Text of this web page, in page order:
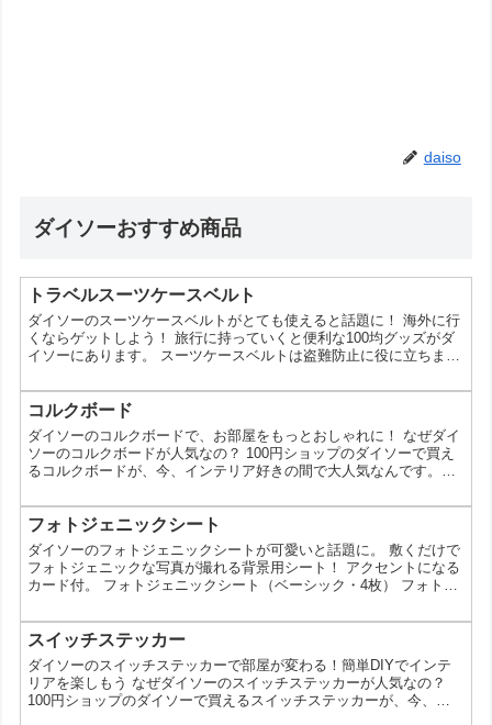
daiso
ダイソーおすすめ商品
トラベルスーツケースベルト
ダイソーのスーツケースベルトがとても使えると話題に！ 海外に行
くならゲットしよう！ 旅行に持っていくと便利な100均グッズがダ
イソーにあります。 スーツケースベルトは盗難防止に役に立ちます
ぜ、ダイソーのスーツケースベルトがこんなに人気なの？ 百均のダ
イソーで手に入るスーツケースベルト、実は旅好きさんたちから大
人気なんです！一体何がそんなに人気なのか、詳しく見ていきまし
ょう！ 1. コスパの良さ なんといっても、100...
コルクボード
ダイソーのコルクボードで、お部屋をもっとおしゃれに！ なぜダイ
ソーのコルクボードが人気なの？ 100円ショップのダイソーで買え
るコルクボードが、今、インテリア好きの間で大人気なんです。そ
ら。今回は、ダイソーのコルクボードがなぜ人気なのか、その魅力
や使い方についてご紹介します。 ダイソーのコルクボードってどん
なもの？ ダイソーのコルクボードは、100円とは思えないほどのデ
ザイン性の高いものがたくさんあります。シンプルなも...
フォトジェニックシート
ダイソーのフォトジェニックシートが可愛いと話題に。 敷くだけで
フォトジェニックな写真が撮れる背景用シート！ アクセントになる
カード付。 フォトジェニックシート（ベーシック・4枚） フォトジ
Instagramで見る 敷くだけでフォトジェニックな写真が撮れる背景
用シート！ アクセントになるカード付 フォトジェニックシート
（ベーシック・4枚） フォトジェニックシート（ピンク・4枚） ※
各種100円（税抜） ※店舗によ...
スイッチステッカー
ダイソーのスイッチステッカーで部屋が変わる！簡単DIYでインテ
リアを楽しもう なぜダイソーのスイッチステッカーが人気なの？
100円ショップのダイソーで買えるスイッチステッカーが、今、イ